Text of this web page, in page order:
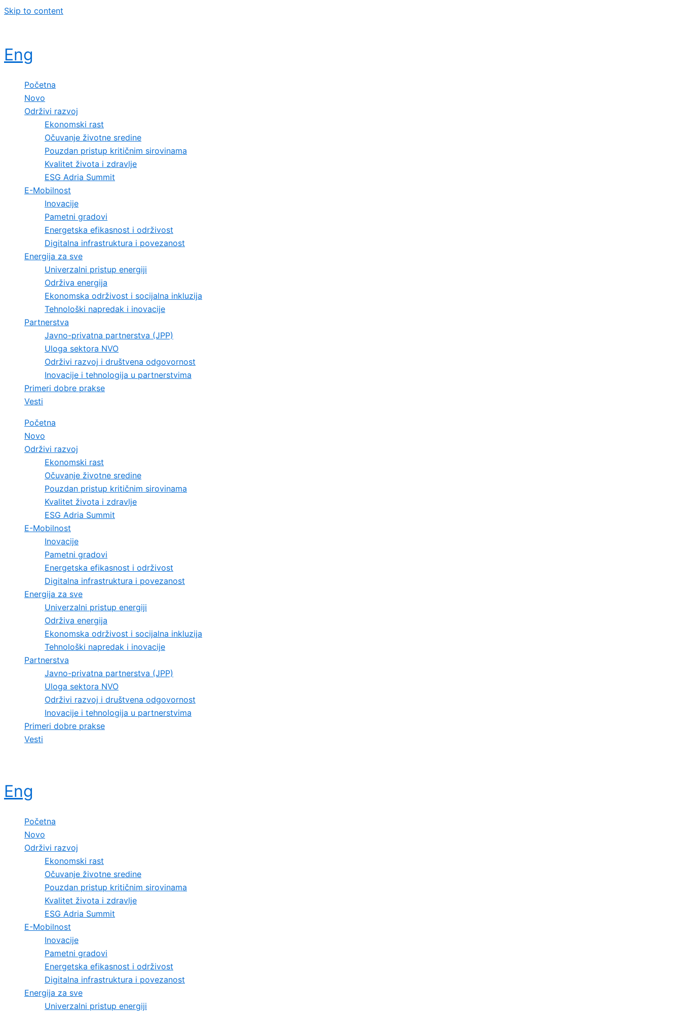
Skip to content
Eng
Početna
Novo
Održivi razvoj
Ekonomski rast
Očuvanje životne sredine
Pouzdan pristup kritičnim sirovinama
Kvalitet života i zdravlje
ESG Adria Summit
E-Mobilnost
Inovacije
Pametni gradovi
Energetska efikasnost i održivost
Digitalna infrastruktura i povezanost
Energija za sve
Univerzalni pristup energiji
Održiva energija
Ekonomska održivost i socijalna inkluzija
Tehnološki napredak i inovacije
Partnerstva
Javno-privatna partnerstva (JPP)
Uloga sektora NVO
Održivi razvoj i društvena odgovornost
Inovacije i tehnologija u partnerstvima
Primeri dobre prakse
Vesti
Početna
Novo
Održivi razvoj
Ekonomski rast
Očuvanje životne sredine
Pouzdan pristup kritičnim sirovinama
Kvalitet života i zdravlje
ESG Adria Summit
E-Mobilnost
Inovacije
Pametni gradovi
Energetska efikasnost i održivost
Digitalna infrastruktura i povezanost
Energija za sve
Univerzalni pristup energiji
Održiva energija
Ekonomska održivost i socijalna inkluzija
Tehnološki napredak i inovacije
Partnerstva
Javno-privatna partnerstva (JPP)
Uloga sektora NVO
Održivi razvoj i društvena odgovornost
Inovacije i tehnologija u partnerstvima
Primeri dobre prakse
Vesti
Eng
Početna
Novo
Održivi razvoj
Ekonomski rast
Očuvanje životne sredine
Pouzdan pristup kritičnim sirovinama
Kvalitet života i zdravlje
ESG Adria Summit
E-Mobilnost
Inovacije
Pametni gradovi
Energetska efikasnost i održivost
Digitalna infrastruktura i povezanost
Energija za sve
Univerzalni pristup energiji